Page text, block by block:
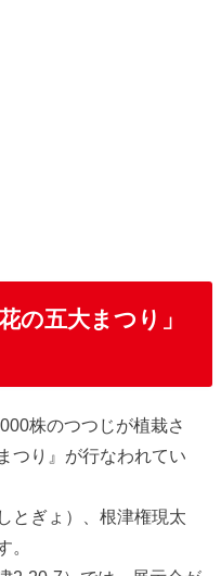
の五大まつり」
株のつつじが植栽さ
つり』が行なわれてい
とぎょ）、根津権現太
。